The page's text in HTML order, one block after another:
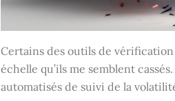
Certains des outils de
échelle qu’ils me semblent
automatisés de suivi de la